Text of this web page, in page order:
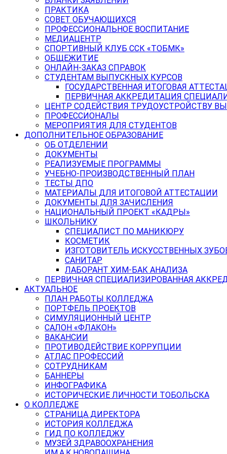
ПРАКТИКА
СОВЕТ ОБУЧАЮЩИХСЯ
ПРОФЕССИОНАЛЬНОЕ ВОСПИТАНИЕ
МЕДИАЦЕНТР
СПОРТИВНЫЙ КЛУБ ССК «ТОБМК»
ОБЩЕЖИТИЕ
ОНЛАЙН-ЗАКАЗ СПРАВОК
СТУДЕНТАМ ВЫПУСКНЫХ КУРСОВ
ГОСУДАРСТВЕННАЯ ИТОГОВАЯ
ПЕРВИЧНАЯ АККРЕДИТАЦИЯ
ЦЕНТР СОДЕЙСТВИЯ ТРУДОУСТРОЙСТВУ
ПРОФЕССИОНАЛЫ
МЕРОПРИЯТИЯ ДЛЯ СТУДЕНТОВ
ДОПОЛНИТЕЛЬНОЕ ОБРАЗОВАНИЕ
ОБ ОТДЕЛЕНИИ
ДОКУМЕНТЫ
РЕАЛИЗУЕМЫЕ ПРОГРАММЫ
УЧЕБНО-ПРОИЗВОДСТВЕННЫЙ ПЛАН
ТЕСТЫ ДПО
МАТЕРИАЛЫ ДЛЯ ИТОГОВОЙ АТТЕСТАЦИИ
ДОКУМЕНТЫ ДЛЯ ЗАЧИСЛЕНИЯ
НАЦИОНАЛЬНЫЙ ПРОЕКТ «КАДРЫ»
ШКОЛЬНИКУ
СПЕЦИАЛИСТ ПО МАНИКЮРУ
КОСМЕТИК
ИЗГОТОВИТЕЛЬ ИСКУССТВЕННЫХ
САНИТАР
ЛАБОРАНТ ХИМ-БАК АНАЛИЗА
ПЕРВИЧНАЯ СПЕЦИАЛИЗИРОВАННАЯ
АКТУАЛЬНОЕ
ПЛАН РАБОТЫ КОЛЛЕДЖА
ПОРТФЕЛЬ ПРОЕКТОВ
СИМУЛЯЦИОННЫЙ ЦЕНТР
САЛОН «ФЛАКОН»
ВАКАНСИИ
ПРОТИВОДЕЙСТВИЕ КОРРУПЦИИ
АТЛАС ПРОФЕССИЙ
СОТРУДНИКАМ
БАННЕРЫ
ИНФОГРАФИКА
ИСТОРИЧЕСКИЕ ЛИЧНОСТИ ТОБОЛЬСКА
О КОЛЛЕДЖЕ
СТРАНИЦА ДИРЕКТОРА
ИСТОРИЯ КОЛЛЕДЖА
ГИД ПО КОЛЛЕДЖУ
МУЗЕЙ ЗДРАВООХРАНЕНИЯ